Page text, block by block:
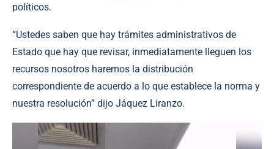
políticos.
“Ustedes saben que hay trámites administrativos de
Estado que hay que revisar, inmediatamente lleguen los
recursos nosotros haremos la distribución
correspondiente de acuerdo a lo que establece la norma y
nuestra resolución” dijo Jáquez Liranzo.